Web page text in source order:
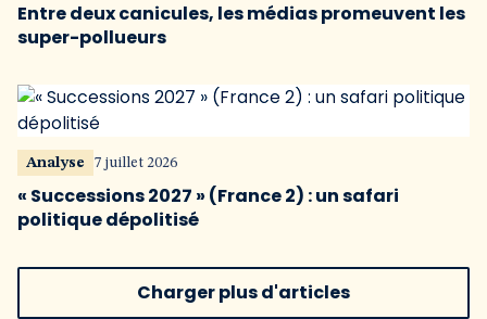
Entre deux canicules, les médias promeuvent les
super-pollueurs
Analyse 7 juillet 2026
« Successions 2027 » (France 2) : un safari
politique dépolitisé
Charger plus d'articles